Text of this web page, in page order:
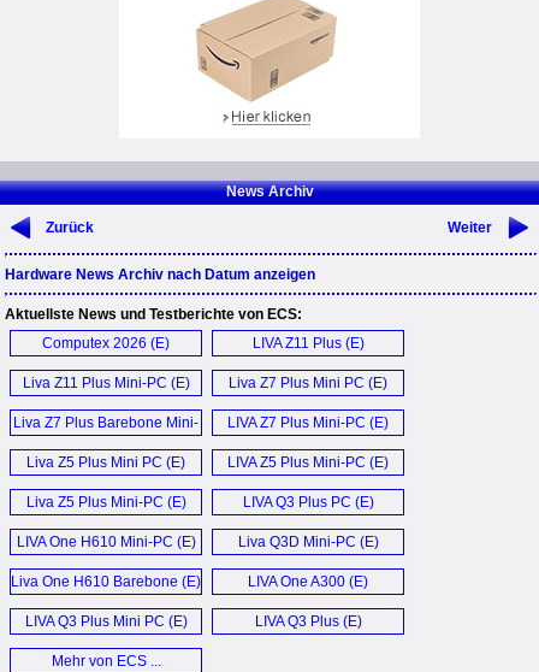
News Archiv
Zurück Weiter
Hardware News Archiv nach Datum anzeigen
Aktuellste News und Testberichte von ECS:
Computex 2026 (E)
LIVA Z11 Plus (E)
Liva Z11 Plus Mini-PC (E) Liva Z7 Plus Mini PC (E)
Liva Z7 Plus Barebone Mini-
PC (E)
LIVA Z7 Plus Mini-PC (E)
Liva Z5 Plus Mini PC (E) LIVA Z5 Plus Mini-PC (E)
Liva Z5 Plus Mini-PC (E) LIVA Q3 Plus PC (E)
LIVA One H610 Mini-PC (E) Liva Q3D Mini-PC (E)
Liva One H610 Barebone (E) LIVA One A300 (E)
LIVA Q3 Plus Mini PC (E) LIVA Q3 Plus (E)
Mehr von ECS ...